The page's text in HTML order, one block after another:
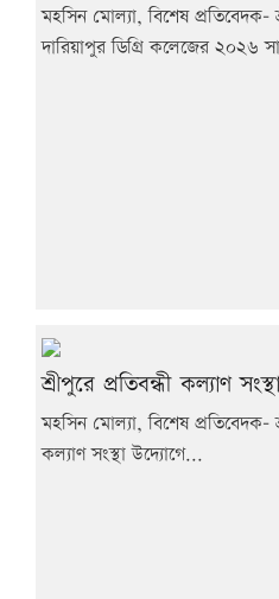
মহসিন মোল্যা, বিশেষ প্রতিবেদক-
দারিয়াপুর ডিগ্রি কলেজের ২০২৬
শ্রীপুরে প্রতিবন্ধী কল্যাণ
মহসিন মোল্যা, বিশেষ প্রতিবেদক-
কল্যাণ সংস্থা উদ্যোগে...